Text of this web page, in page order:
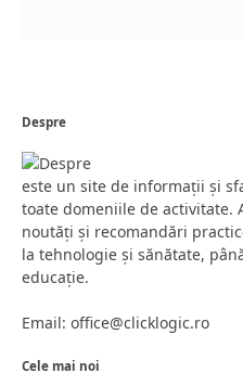
Despre
este un site de informații și
toate domeniile de activitate.
noutăți și recomandări
la tehnologie și sănătate,
educație.
Email: office@clicklogic.ro
Cele mai noi